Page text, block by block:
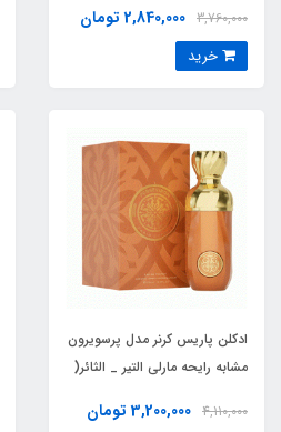
Xerjoff Casamorati Lira
3,760,000 2,840,000 تومان
ادکلن پاریس کرنر مدل پرسویرون
مشابه رایحه مارلی التیر _ الثائر(
Marly Althaïr
4,110,000 3,200,000 تومان